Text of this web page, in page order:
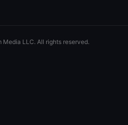
LLC. All rights reserved.